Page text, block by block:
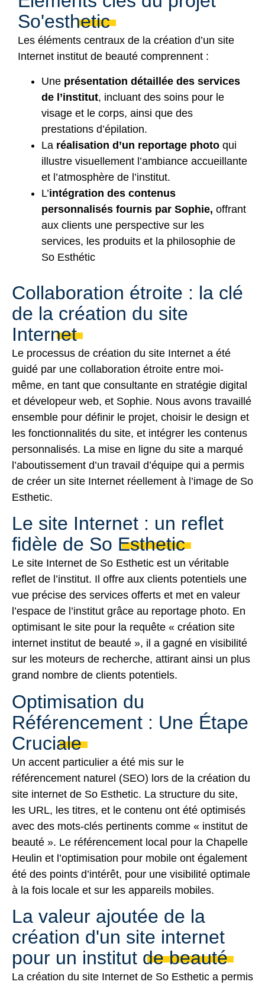
So'esthetic
Les éléments centraux de la création d’un site
Internet institut de beauté comprennent :
Une présentation détaillée des services
de l’institut, incluant des soins pour le
visage et le corps, ainsi que des
prestations d’épilation.
La réalisation d’un reportage photo qui
illustre visuellement l’ambiance accueillante
et l’atmosphère de l’institut.
L’intégration des contenus
personnalisés fournis par Sophie, offrant
aux clients une perspective sur les
services, les produits et la philosophie de
So Esthétic
Collaboration étroite : la clé
de la création du site
Internet
Le processus de création du site Internet a été
guidé par une collaboration étroite entre moi-
même, en tant que consultante en stratégie digital
et dévelopeur web, et Sophie. Nous avons travaillé
ensemble pour définir le projet, choisir le design et
les fonctionnalités du site, et intégrer les contenus
personnalisés. La mise en ligne du site a marqué
l’aboutissement d’un travail d’équipe qui a permis
de créer un site Internet réellement à l’image de So
Esthetic.
Le site Internet : un reflet
fidèle de So Esthetic
Le site Internet de So Esthetic est un véritable
reflet de l’institut. Il offre aux clients potentiels une
vue précise des services offerts et met en valeur
l’espace de l’institut grâce au reportage photo. En
optimisant le site pour la requête « création site
internet institut de beauté », il a gagné en visibilité
sur les moteurs de recherche, attirant ainsi un plus
grand nombre de clients potentiels.
Optimisation du
Référencement : Une Étape
Cruciale
Un accent particulier a été mis sur le
référencement naturel (SEO) lors de la création du
site internet de So Esthetic. La structure du site,
les URL, les titres, et le contenu ont été optimisés
avec des mots-clés pertinents comme « institut de
beauté ». Le référencement local pour la Chapelle
Heulin et l’optimisation pour mobile ont également
été des points d’intérêt, pour une visibilité optimale
à la fois locale et sur les appareils mobiles.
La valeur ajoutée de la
création d'un site internet
pour un institut de beauté
La création du site Internet de So Esthetic a permis